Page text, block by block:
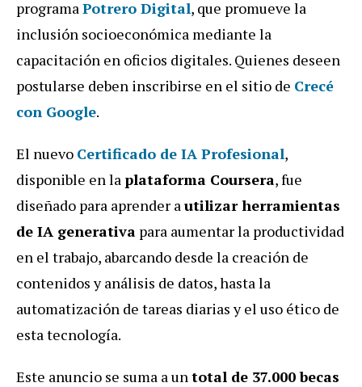
programa Potrero Digital, que promueve la
inclusión socioeconómica mediante la
capacitación en oficios digitales. Quienes deseen
postularse deben inscribirse en el sitio de Crecé
con Google.
El nuevo Certificado de IA Profesional,
disponible en la plataforma Coursera, fue
diseñado para aprender a utilizar herramientas
de IA generativa para aumentar la productividad
en el trabajo, abarcando desde la creación de
contenidos y análisis de datos, hasta la
automatización de tareas diarias y el uso ético de
esta tecnología.
Este anuncio se suma a un total de 37.000 becas